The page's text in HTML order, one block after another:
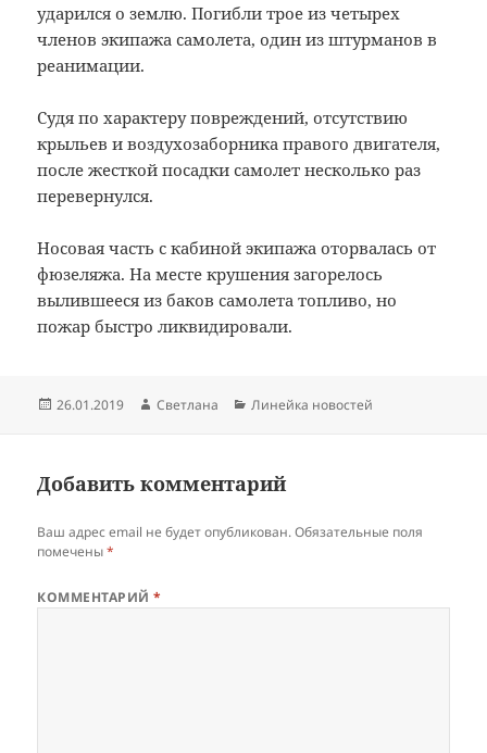
ударился о землю. Погибли трое из четырех
членов экипажа самолета, один из штурманов в
реанимации.
Судя по характеру повреждений, отсутствию
крыльев и воздухозаборника правого двигателя,
после жесткой посадки самолет несколько раз
перевернулся.
Носовая часть с кабиной экипажа оторвалась от
фюзеляжа. На месте крушения загорелось
вылившееся из баков самолета топливо, но
пожар быстро ликвидировали.
Опубликовано
26.01.2019 Автор
Светлана Рубрики
Линейка новостей
Добавить комментарий
Ваш адрес email не будет опубликован. Обязательные поля
помечены*
КОММЕНТАРИЙ*